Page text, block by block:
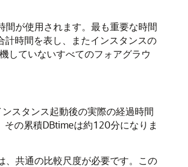
が使用されます。 最も重要な時間
計時間を表し、またインスタンスの
していないすべてのフォアグラウ
スタンス起動後の実際の経過時間
の累積DBtimeは約120分になりま
、共通の比較尺度が必要です。この